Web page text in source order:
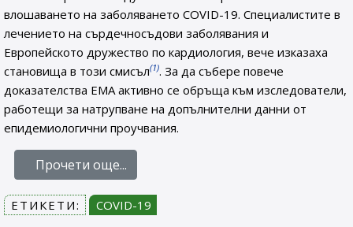
влошаването на заболяването COVID-19. Специалистите в
лечението на сърдечносъдови заболявания и
Европейското дружество по кардиология, вече изказаха
становища в този смисъл(1). За да събере повече
доказателства ЕМА активно се обръща към изследователи,
работещи за натрупване на допълнителни данни от
епидемиологични проучвания.
Прочети още...
ЕТИКЕТИ: COVID-19